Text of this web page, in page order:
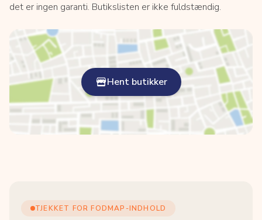
det er ingen garanti. Butikslisten er ikke fuldstændig.
Hent butikker
TJEKKET FOR FODMAP-INDHOLD